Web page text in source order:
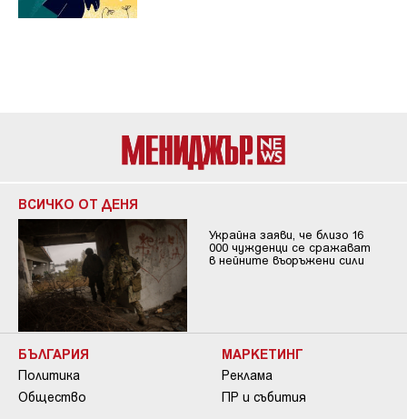
ВСИЧКО ОТ ДЕНЯ
Украйна заяви, че близо 16
000 чужденци се сражават
в нейните въоръжени сили
БЪЛГАРИЯ
Политика
Общество
МАРКЕТИНГ
Реклама
ПР и събития